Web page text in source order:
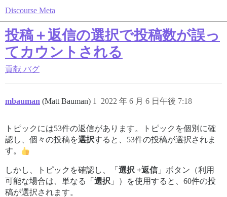
Discourse Meta
投稿＋返信の選択で投稿数が誤っ
てカウントされる
貢献 バグ
mbauman (Matt Bauman) 2022 年 6 月 6 日午後 7:18
1
トピックには53件の返信があります。トピックを個別に確
認し、個々の投稿を選択すると、53件の投稿が選択されま
す。
しかし、トピックを確認し、「 選択 +返信」ボタン（利用
可能な場合は、単なる「 選択 」）を使用すると、60件の投
稿が選択されます。